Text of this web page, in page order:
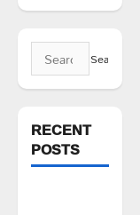
Search
for:
RECENT
POSTS